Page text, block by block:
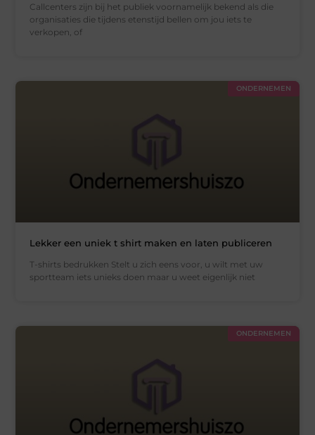
Callcenters zijn bij het publiek voornamelijk bekend als die
organisaties die tijdens etenstijd bellen om jou iets te
verkopen, of
ONDERNEMEN
Lekker een uniek t shirt maken en laten publiceren
T-shirts bedrukken Stelt u zich eens voor, u wilt met uw
sportteam iets unieks doen maar u weet eigenlijk niet
ONDERNEMEN